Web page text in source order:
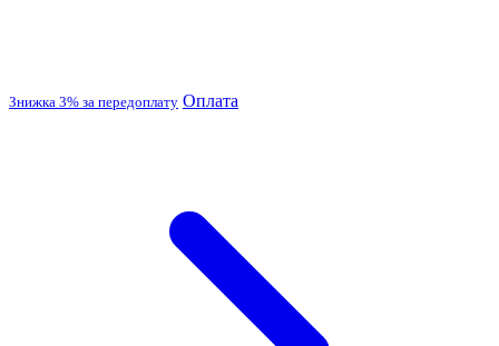
Знижка 3% за передоплату Оплата